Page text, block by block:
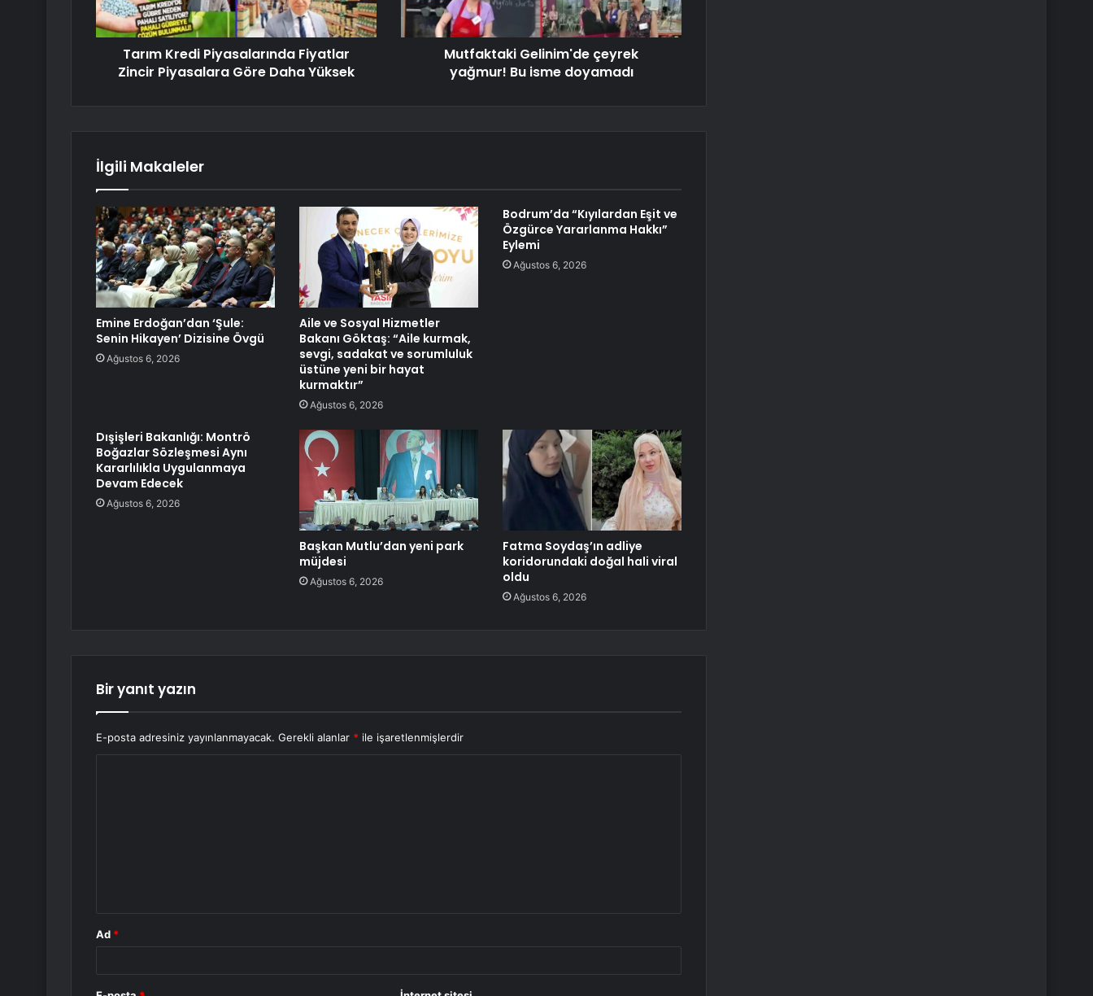
Tarım Kredi Piyasalarında Fiyatlar
Zincir Piyasalara Göre Daha Yüksek
Mutfaktaki Gelinim'de çeyrek
yağmur! Bu isme doyamadı
İlgili Makaleler
Emine Erdoğan’dan ‘Şule:
Senin Hikayen’ Dizisine Övgü
Ağustos 6, 2026
Aile ve Sosyal Hizmetler
Bakanı Göktaş: “Aile kurmak,
sevgi, sadakat ve sorumluluk
üstüne yeni bir hayat
kurmaktır”
Ağustos 6, 2026
Bodrum’da “Kıyılardan Eşit ve
Özgürce Yararlanma Hakkı”
Eylemi
Ağustos 6, 2026
Dışişleri Bakanlığı: Montrö
Boğazlar Sözleşmesi Aynı
Kararlılıkla Uygulanmaya
Devam Edecek
Ağustos 6, 2026
Başkan Mutlu’dan yeni park
müjdesi
Ağustos 6, 2026
Fatma Soydaş’ın adliye
koridorundaki doğal hali viral
oldu
Ağustos 6, 2026
Bir yanıt yazın
E-posta adresiniz yayınlanmayacak. Gerekli alanlar * ile işaretlenmişlerdir
Ad *